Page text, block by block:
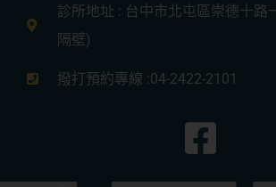
診所地址 : 台中市北屯區崇德十路
隔壁)
撥打預約專線 :04-2422-2101